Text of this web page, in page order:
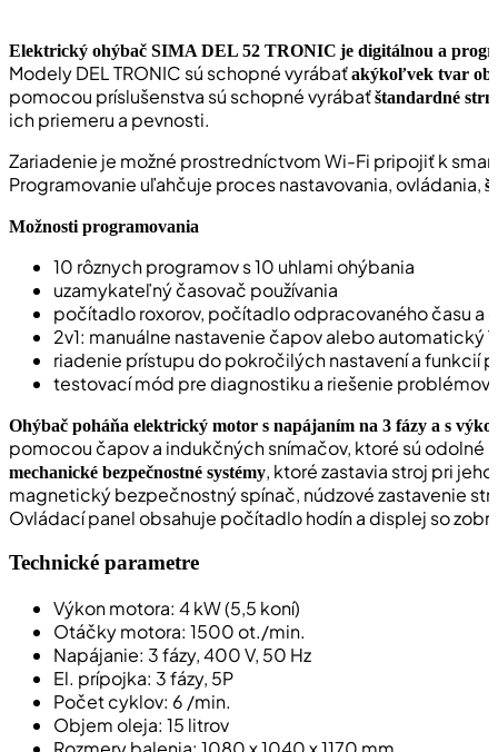
Elektrický ohýbač SIMA DEL 52 TRONIC je digitálnou a
Modely DEL TRONIC sú schopné vyrábaťakýkoľvek tvar
pomocou príslušenstva sú schopné vyrábaťštandardné
ich priemeru a pevnosti.
Zariadenie je možné prostredníctvom Wi-Fi pripojiť k
Programovanie uľahčuje proces nastavovania, ovládania,
Možnosti programovania
10 rôznych programov s 10 uhlami ohýbania
uzamykateľný časovač používania
počítadlo roxorov, počítadlo odpracovaného času a
2v1: manuálne nastavenie čapov alebo automatický
riadenie prístupu do pokročilých nastavení a funkcií
testovací mód pre diagnostiku a riešenie problémov
Ohýbač poháňa elektrický motor s napájaním na 3 fázy a s
pomocou čapov a indukčných snímačov, ktoré sú
mechanické bezpečnostné systémy, ktoré zastavia stroj pri
magnetický bezpečnostný spínač, núdzové zastavenie
Ovládací panel obsahuje počítadlo hodín a displej so
Technické parametre
Výkon motora: 4 kW (5,5 koní)
Otáčky motora: 1500 ot./min.
Napájanie: 3 fázy, 400 V, 50 Hz
El. prípojka: 3 fázy, 5P
Počet cyklov: 6 /min.
Objem oleja: 15 litrov